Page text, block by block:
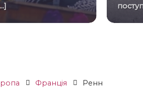
Франція Ренн